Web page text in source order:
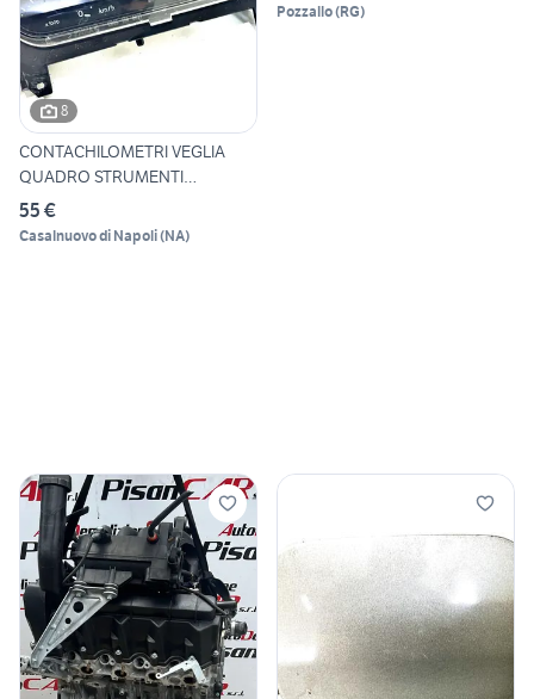
8
CONTACHILOMETRI VEGLIA
QUADRO STRUMENTI
MERCEDES C
55 €
Casalnuovo di Napoli(NA)
Pozzallo(RG)